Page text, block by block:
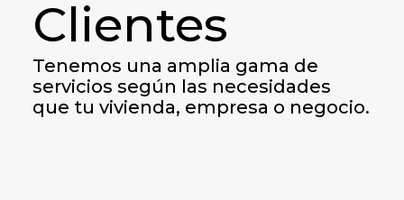
Clientes
Tenemos una amplia gama de
servicios según las necesidades
que tu vivienda, empresa o negocio.